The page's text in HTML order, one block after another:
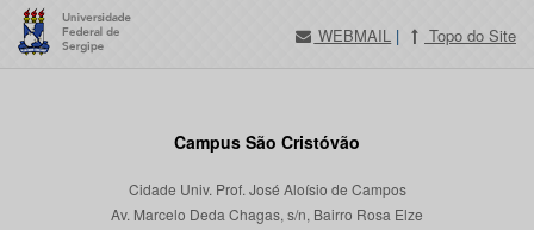
WEBMAIL | Topo do Site
Campus São Cristóvão
Cidade Univ. Prof. José Aloísio de Campos
Av. Marcelo Deda Chagas, s/n, Bairro Rosa Elze